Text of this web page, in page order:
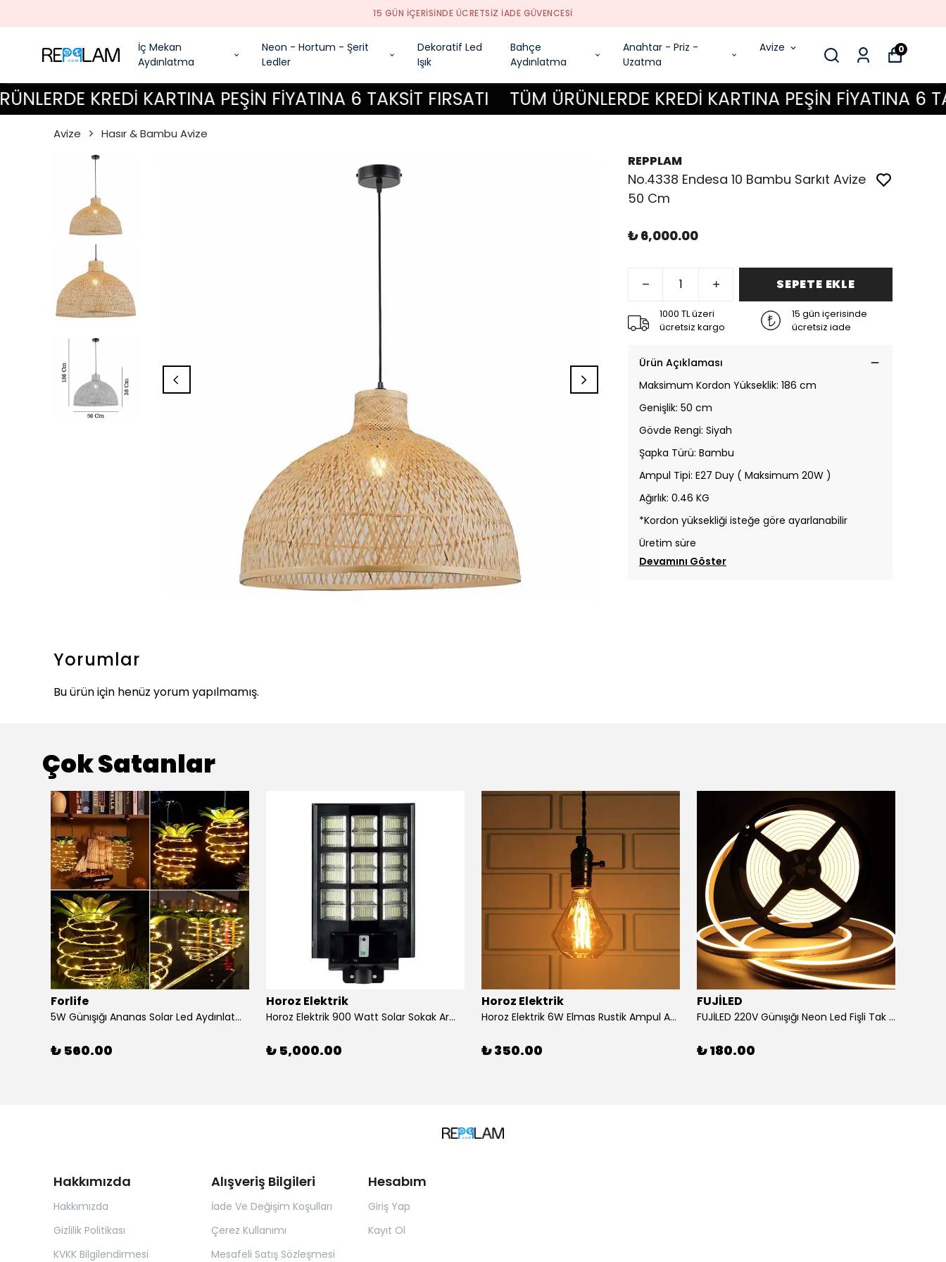
15 GÜN İÇERİSİNDE ÜCRETSİZ İADE GÜVENCESİ
İç Mekan
Aydınlatma
Neon - Hortum - Şerit
Ledler
Dekoratif Led
Işık
Bahçe
Aydınlatma
Anahtar - Priz -
Uzatma
Avize 0
KREDİ KARTINA PEŞİN FİYATINA 6 TAKSİT FIRSATI TÜM ÜRÜNLERDE KREDİ KARTINA PEŞİN FİYATINA 6
Avize Hasır & Bambu Avize
REPPLAM
No.4338 Endesa 10 Bambu Sarkıt Avize
50 Cm
₺ 6,000.00
SEPETE EKLE
1000 TL üzeri
ücretsiz kargo
15 gün içerisinde
ücretsiz iade
Ürün Açıklaması
Maksimum Kordon Yükseklik: 186 cm
Genişlik: 50 cm
Gövde Rengi: Siyah
Şapka Türü: Bambu
Ampul Tipi: E27 Duy ( Maksimum 20W )
Ağırlık: 0.46 KG
*Kordon yüksekliği isteğe göre ayarlanabilir
Üretim süre
Devamını Göster
Yorumlar
Bu ürün için henüz yorum yapılmamış.
Çok Satanlar
Forlife
5W Günışığı Ananas Solar Led Aydınlatma Bahçe Balkon Aydınlatma
₺ 560.00
Horoz Elektrik
Horoz Elektrik 900 Watt Solar Sokak Armatürü Beyaz Işık
₺ 5,000.00
Horoz Elektrik
Horoz Elektrik 6W Elmas Rustik Ampul Amber Işık
₺ 350.00
FUJİLED
FUJİLED 220V Günışığı Neon Led Fişli Tak Çalıştır
₺ 180.00
Hakkımızda
Hakkımızda
Gizlilik Politikası
KVKK Bilgilendirmesi
Alışveriş Bilgileri
İade Ve Değişim Koşulları
Çerez Kullanımı
Mesafeli Satış Sözleşmesi
Hesabım
Giriş Yap
Kayıt Ol